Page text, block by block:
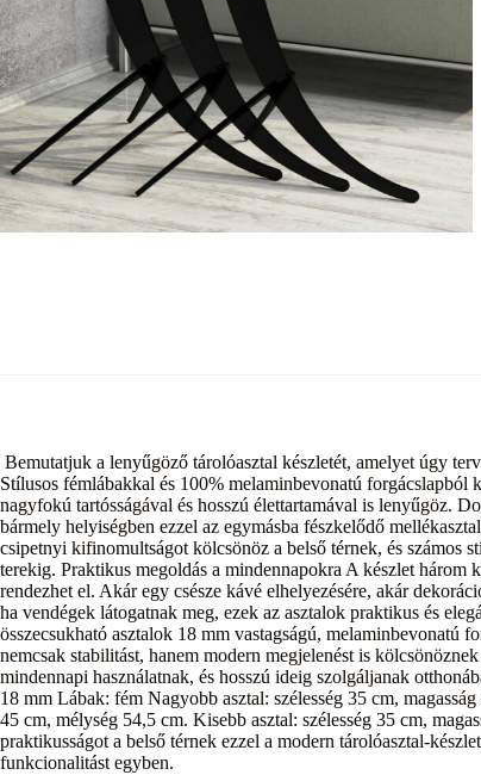
Bemutatjuk a lenyűgöző tárolóasztal készletét, amelyet úgy
Stílusos fémlábakkal és 100% melaminbevonatú forgácslapból
nagyfokú tartósságával és hosszú élettartamával is lenyűgöz.
bármely helyiségben ezzel az egymásba fészkelődő
csipetnyi kifinomultságot kölcsönöz a belső térnek, és számos
terekig. Praktikus megoldás a mindennapokra A készlet
rendezhet el. Akár egy csésze kávé elhelyezésére, akár
ha vendégek látogatnak meg, ezek az asztalok praktikus és
összecsukható asztalok 18 mm vastagságú, melaminbevonatú
nemcsak stabilitást, hanem modern megjelenést is
mindennapi használatnak, és hosszú ideig szolgáljanak
18 mm Lábak: fém Nagyobb asztal: szélesség 35 cm,
45 cm, mélység 54,5 cm. Kisebb asztal: szélesség 35 cm,
praktikusságot a belső térnek ezzel a modern tárolóasztal-
funkcionalitást egyben.